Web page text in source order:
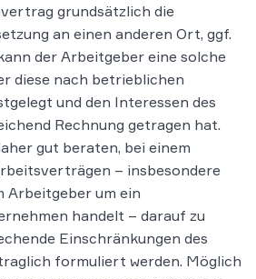
grundsätzlich die
an einen anderen Ort, ggf.
der Arbeitgeber eine solche
diese nach betrieblichen
und den Interessen des
Rechnung getragen hat.
gut beraten, bei einem
– insbesondere
Arbeitgeber um ein
handelt – darauf zu
Einschränkungen des
formuliert werden. Möglich